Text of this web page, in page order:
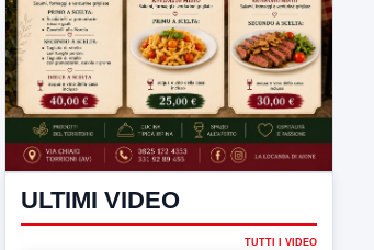
ULTIMI VIDEO
TUTTI I VIDEO